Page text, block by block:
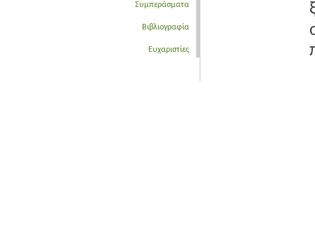
Συμπεράσματα
Βιβλιογραφία
Ευχαριστίες